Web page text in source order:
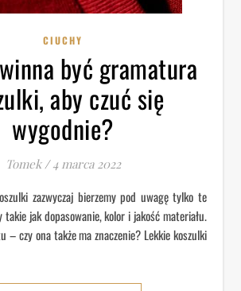
CIUCHY
być gramatura
aby czuć się
wygodnie?
Tomek / 4 marca 2022
jak dopasowanie, kolor i jakość materiału.
– czy ona także ma znaczenie? Lekkie koszulki